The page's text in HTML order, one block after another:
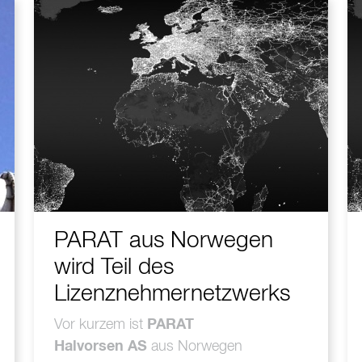
PARAT aus Norwegen
wird Teil des
Lizenznehmernetzwerks
Vor kurzem ist PARAT
Halvorsen AS aus Norwegen